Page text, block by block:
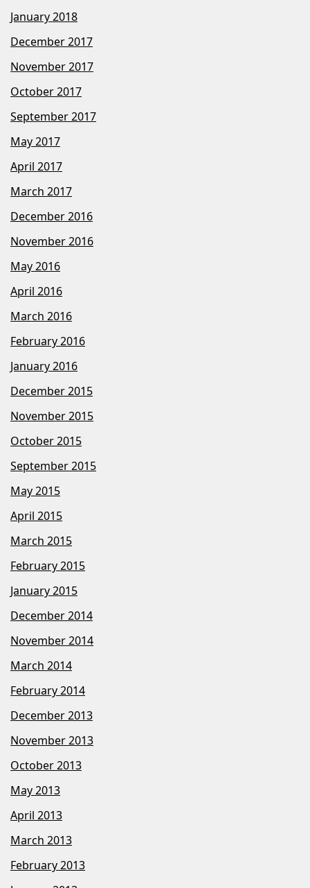
January 2018
December 2017
November 2017
October 2017
September 2017
May 2017
April 2017
March 2017
December 2016
November 2016
May 2016
April 2016
March 2016
February 2016
January 2016
December 2015
November 2015
October 2015
September 2015
May 2015
April 2015
March 2015
February 2015
January 2015
December 2014
November 2014
March 2014
February 2014
December 2013
November 2013
October 2013
May 2013
April 2013
March 2013
February 2013